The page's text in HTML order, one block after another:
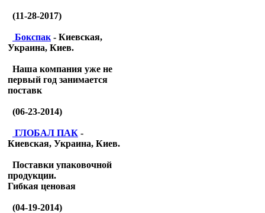
(11-28-2017)
Бокспак - Киевская,
Украина, Киев.
Наша компания уже не
первый год занимается
поставк
(06-23-2014)
ГЛОБАЛ ПАК -
Киевская, Украина, Киев.
Поставки упаковочной
продукции.
Гибкая ценовая
(04-19-2014)